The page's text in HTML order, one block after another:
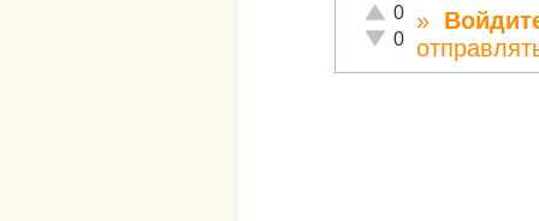
Отлично!
0
Неадекватно!
0
»